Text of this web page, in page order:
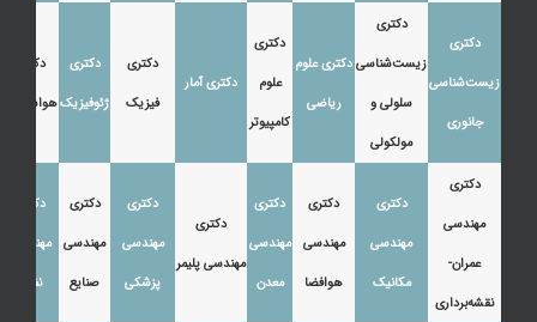
دکتری
زیست‌شناسی
جانوری
دکتری
زیست‌شناسی
سلولی و
مولکولی
دکتری علوم
ریاضی
دکتری
علوم
کامپیوتر
دکتری آمار
دکتری
فیزیک
دکتری
ژئوفیزیک
دکتری
هواشناسی
دکتری
مهندسی
عمران-
نقشه‌برداری
دکتری
مهندسی
مکانیک
دکتری
مهندسی
هوافضا
دکتری
مهندسی
معدن
دکتری
مهندسی پلیمر
دکتری
مهندسی
پزشکی
دکتری
مهندسی
صنایع
دکتری
مهندسی
نفت